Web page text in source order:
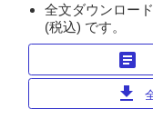
全文ダウンロー
(税込) です。
article
download